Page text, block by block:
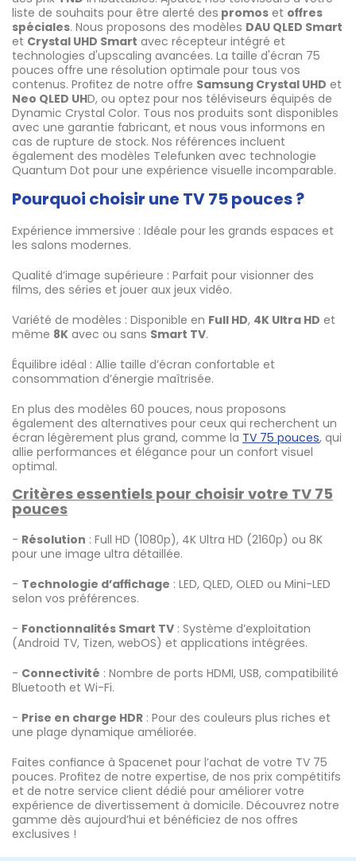
liste de souhaits pour être alerté des promos et offres
spéciales. Nous proposons des modèles DAU QLED Smart
et Crystal UHD Smart avec récepteur intégré et
technologies d'upscaling avancées. La taille d'écran 75
pouces offre une résolution optimale pour tous vos
contenus. Profitez de notre offre Samsung Crystal UHD et
Neo QLED UHD, ou optez pour nos téléviseurs équipés de
Dynamic Crystal Color. Tous nos produits sont disponibles
avec une garantie fabricant, et nous vous informons en
cas de rupture de stock. Nos références incluent
également des modèles Telefunken avec technologie
Quantum Dot pour une expérience visuelle incomparable.
Pourquoi choisir une TV 75 pouces ?
Expérience immersive : Idéale pour les grands espaces et
les salons modernes.
Qualité d’image supérieure : Parfait pour visionner des
films, des séries et jouer aux jeux vidéo.
Variété de modèles : Disponible en Full HD, 4K Ultra HD et
même 8K avec ou sans Smart TV.
Équilibre idéal : Allie taille d’écran confortable et
consommation d’énergie maîtrisée.
En plus des modèles 60 pouces, nous proposons
également des alternatives pour ceux qui recherchent un
écran légèrement plus grand, comme la TV 75 pouces, qui
allie performances et élégance pour un confort visuel
optimal.
Critères essentiels pour choisir votre TV 75
pouces
- Résolution : Full HD (1080p), 4K Ultra HD (2160p) ou 8K
pour une image ultra détaillée.
- Technologie d’affichage : LED, QLED, OLED ou Mini-LED
selon vos préférences.
- Fonctionnalités Smart TV : Système d’exploitation
(Android TV, Tizen, webOS) et applications intégrées.
- Connectivité : Nombre de ports HDMI, USB, compatibilité
Bluetooth et Wi-Fi.
- Prise en charge HDR : Pour des couleurs plus riches et
une plage dynamique améliorée.
Faites confiance à Spacenet pour l’achat de votre TV 75
pouces. Profitez de notre expertise, de nos prix compétitifs
et de notre service client dédié pour améliorer votre
expérience de divertissement à domicile. Découvrez notre
gamme dès aujourd’hui et bénéficiez de nos offres
exclusives !